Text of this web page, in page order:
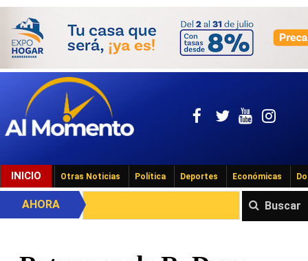
INICIO Otras Noticias Política Deportes Económicas
Buscar
AHORA